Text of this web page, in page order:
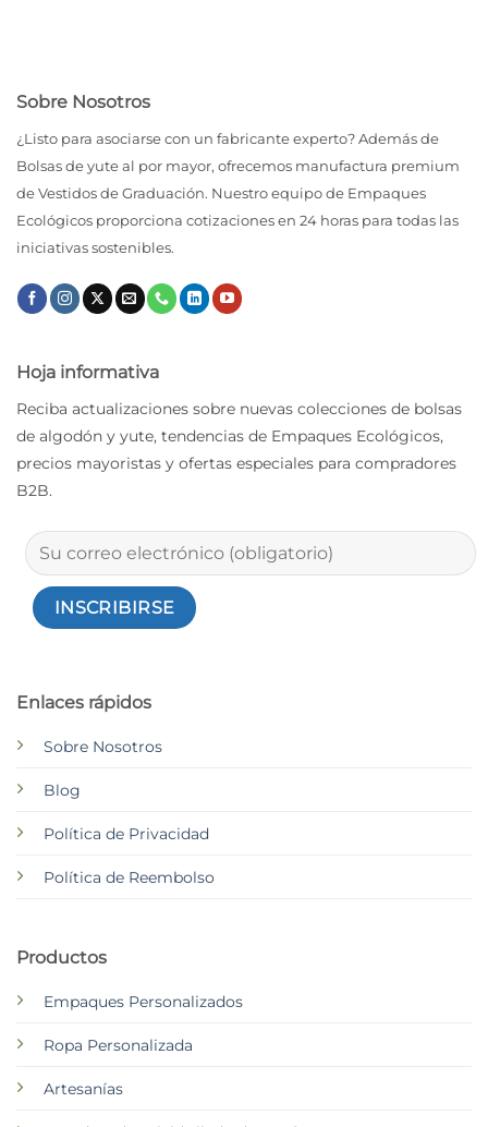
Sobre Nosotros
¿Listo para asociarse con un fabricante experto? Además de
Bolsas de yute al por mayor, ofrecemos manufactura premium
de Vestidos de Graduación. Nuestro equipo de Empaques
Ecológicos proporciona cotizaciones en 24 horas para todas las
iniciativas sostenibles.
Enlaces rápidos
Sobre Nosotros
Blog
Política de Privacidad
Política de Reembolso
Productos
Empaques Personalizados
Ropa Personalizada
Artesanías
Hoja informativa
Reciba actualizaciones sobre nuevas colecciones de bolsas
de algodón y yute, tendencias de Empaques Ecológicos,
precios mayoristas y ofertas especiales para compradores
B2B.